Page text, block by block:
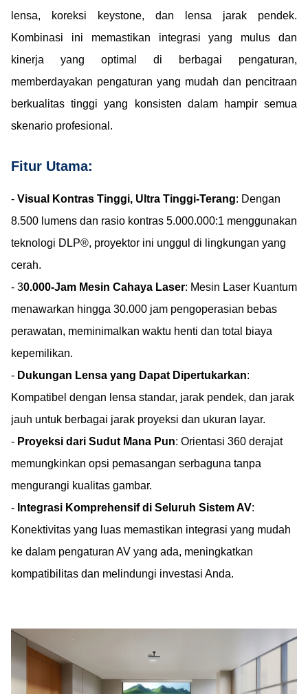
lensa, koreksi keystone, dan lensa jarak pendek.
Kombinasi ini memastikan integrasi yang mulus dan
kinerja yang optimal di berbagai pengaturan,
memberdayakan pengaturan yang mudah dan pencitraan
berkualitas tinggi yang konsisten dalam hampir semua
skenario profesional.
Fitur Utama:
- Visual Kontras Tinggi, Ultra Tinggi-Terang: Dengan
8.500 lumens dan rasio kontras 5.000.000:1 menggunakan
teknologi DLP®, proyektor ini unggul di lingkungan yang
cerah.
- 30.000-Jam Mesin Cahaya Laser: Mesin Laser Kuantum
menawarkan hingga 30.000 jam pengoperasian bebas
perawatan, meminimalkan waktu henti dan total biaya
kepemilikan.
- Dukungan Lensa yang Dapat Dipertukarkan:
Kompatibel dengan lensa standar, jarak pendek, dan jarak
jauh untuk berbagai jarak proyeksi dan ukuran layar.
- Proyeksi dari Sudut Mana Pun: Orientasi 360 derajat
memungkinkan opsi pemasangan serbaguna tanpa
mengurangi kualitas gambar.
- Integrasi Komprehensif di Seluruh Sistem AV:
Konektivitas yang luas memastikan integrasi yang mudah
ke dalam pengaturan AV yang ada, meningkatkan
kompatibilitas dan melindungi investasi Anda.